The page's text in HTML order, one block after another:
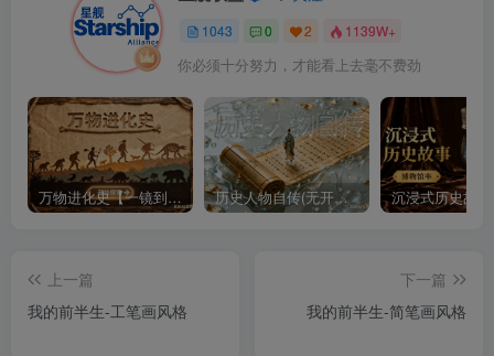
1043 0 2 1139W+
你必须十分努力，才能看上去毫不费劲
万物进化史【一镜到底】 历史人物自传(无开头模板)
上一篇
我的前半生-工笔画风格
下一篇
我的前半生-简笔画风格